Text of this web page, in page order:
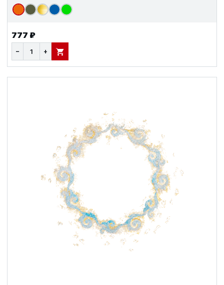
777 ₽
− + В КОРЗИНУ